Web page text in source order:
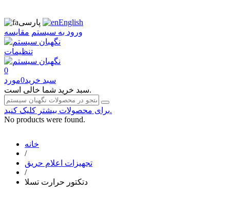
پارسی
English
ورود به سیستم مقایسه
تنظیمات
0
سبد خرید0مورد
سبد خرید شما خالی است.
برای محصولات بیشتر کلیک کنید.
No products were found.
خانه
/
تجهیزات اعلام حریق
/
دتکتور حرارت تسلا